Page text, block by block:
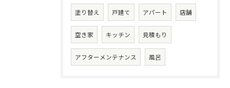
塗り替え 戸建て アパート 店舗
空き家 キッチン 見積もり
アフターメンテナンス 風呂